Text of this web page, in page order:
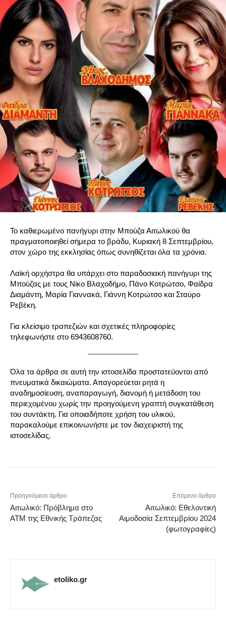
Το καθιερωμένο πανήγυρι στην Μπούζα Αιτωλικού θα
πραγματοποιηθεί σήμερα το βράδυ, Κυριακή 8 Σεπτεμβρίου,
στον χώρο της εκκλησίας όπως συνηθίζεται όλα τα χρόνια.
Λαϊκή ορχήστρα θα υπάρχει στο παραδοσιακή πανήγυρι της
Μπούζας με τους Νίκο Βλαχοδήμο, Πάνο Κοτρώτσο, Φαίδρα
Διαμάντη, Μαρία Γιαννακά, Γιάννη Κοτρώτσο και Σταύρο
Ρεβέκη.
Για κλείσιμο τραπεζιών και σχετικές πληροφορίες
τηλεφωνήστε στο 6943608760.
Όλα τα άρθρα σε αυτή την ιστοσελίδα προστατεύονται από
πνευματικά δικαιώματα. Απαγορεύεται ρητά η
αναδημοσίευση, αναπαραγωγή, διανομή ή μετάδοση του
περιεχομένου χωρίς την προηγούμενη γραπτή συγκατάθεση
του συντάκτη. Για οποιαδήποτε χρήση του υλικού,
παρακαλούμε επικοινωνήστε με τον διαχειριστή της
ιστοσελίδας.
Προηγούμενο άρθρο
Αιτωλικό: Πρόβλημα στο
ΑΤΜ της Εθνικής Τράπεζας
Επόμενο άρθρο
Αιτωλικό: Εθελοντική
Αιμοδοσία Σεπτεμβρίου 2024
(φωτογραφίες)
etoliko.gr